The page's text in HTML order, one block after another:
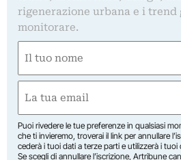
rigenerazione urbana e i trend
monitorare.
(Required)
First
(Required)
Puoi rivedere le tue preferenze in qualsiasi
che ti invieremo, troverai il link per annullare
cederà i tuoi dati a terze parti e utilizzerà i
Se scegli di annullare l’iscrizione, Artribune